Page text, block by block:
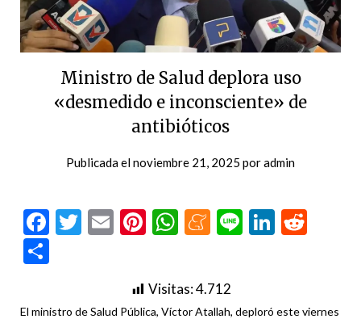
Ministro de Salud deplora uso
«desmedido e inconsciente» de
antibióticos
Publicada elnoviembre 21, 2025 poradmin
Facebook
Twitter
EmailPinterest
WhatsApp
Meneame
Line
Visitas:4.712
El ministro de Salud Pública, Víctor Atallah, deploró este viernes